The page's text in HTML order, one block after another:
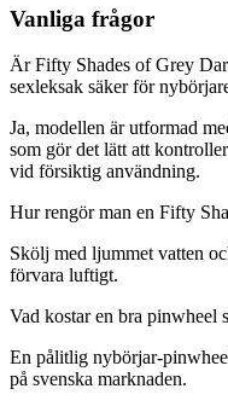
Vanliga frågor
Är Fifty Shades of Grey
sexleksak säker för
Ja, modellen är utformad
som gör det lätt att
vid försiktig användning.
Hur rengör man en Fifty
Skölj med ljummet vatten
förvara luftigt.
Vad kostar en bra pinwheel
En pålitlig nybörjar-
på svenska marknaden.